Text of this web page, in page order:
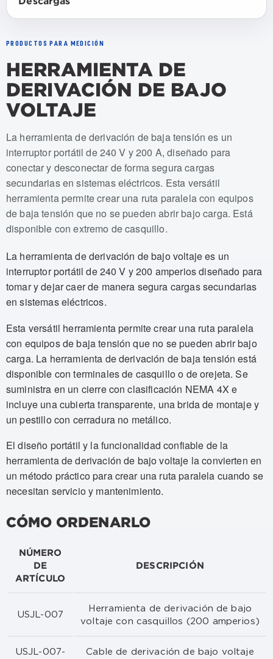
PRODUCTOS PARA MEDICIÓN
HERRAMIENTA DE
DERIVACIÓN DE BAJO
VOLTAJE
Numeros de articulo: USJL-007, USJL-007-A
La herramienta de derivación de baja tensión es un
interruptor portátil de 240 V y 200 A, diseñado para
conectar y desconectar de forma segura cargas
secundarias en sistemas eléctricos. Esta versátil
herramienta permite crear una ruta paralela con equipos
de baja tensión que no se pueden abrir bajo carga. Está
disponible con extremo de casquillo.
La herramienta de derivación de bajo voltaje es un
interruptor portátil de 240 V y 200 amperios diseñado para
tomar y dejar caer de manera segura cargas secundarias
en sistemas eléctricos.
Esta versátil herramienta permite crear una ruta paralela
con equipos de baja tensión que no se pueden abrir bajo
carga. La herramienta de derivación de baja tensión está
disponible con terminales de casquillo o de orejeta. Se
suministra en un cierre con clasificación NEMA 4X e
incluye una cubierta transparente, una brida de montaje y
un pestillo con cerradura no metálico.
El diseño portátil y la funcionalidad confiable de la
herramienta de derivación de bajo voltaje la convierten en
un método práctico para crear una ruta paralela cuando se
necesitan servicio y mantenimiento.
CÓMO ORDENARLO
NÚMERO
DE
ARTÍCULO
DESCRIPCIÓN
USJL-007
Herramienta de derivación de bajo
voltaje con casquillos (200 amperios)
USJL-007-
Cable de derivación de bajo voltaje